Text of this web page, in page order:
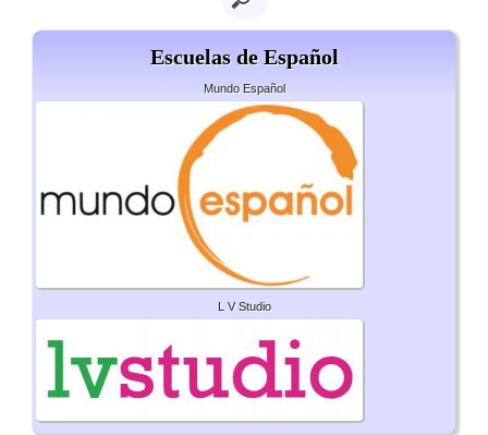
Escuelas de Español
Mundo Español
L V Studio